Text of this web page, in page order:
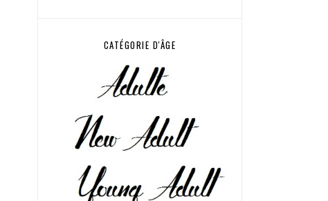
CATÉGORIE D'ÂGE